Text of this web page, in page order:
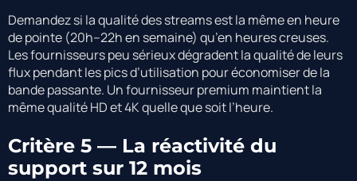
Demandez si la qualité des streams est la même en heure
de pointe (20h–22h en semaine) qu’en heures creuses.
Les fournisseurs peu sérieux dégradent la qualité de leurs
flux pendant les pics d’utilisation pour économiser de la
bande passante. Un fournisseur premium maintient la
même qualité HD et 4K quelle que soit l’heure.
Critère 5 — La réactivité du
support sur 12 mois